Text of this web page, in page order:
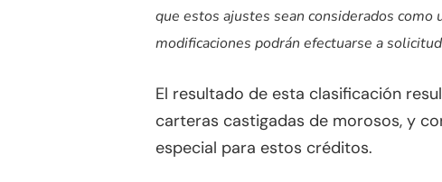
que estos ajustes sean considerados
modificaciones podrán efectuarse a
El resultado de esta clasificación
carteras castigadas de morosos, y
especial para estos créditos.